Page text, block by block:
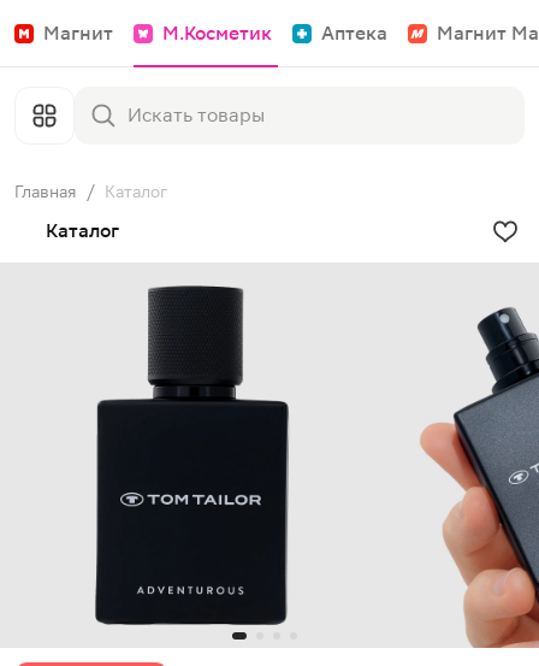
Магнит М.Косметик Аптека Магнит
Главная / Каталог
Каталог